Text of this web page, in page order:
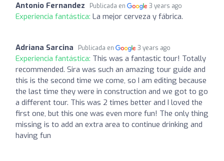
Antonio Fernandez Publicada en 3 years ago
Experiencia fantástica: La mejor cerveza y fábrica.
Adriana Sarcina Publicada en 3 years ago
Experiencia fantástica: This was a fantastic tour! Totally
recommended. Sira was such an amazing tour guide and
this is the second time we come, so I am editing because
the last time they were in construction and we got to go
a different tour. This was 2 times better and I loved the
first one, but this one was even more fun! The only thing
missing is to add an extra area to continue drinking and
having fun